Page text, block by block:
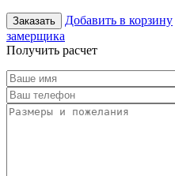
Заказать Добавить в корзину
замерщика
Получить расчет